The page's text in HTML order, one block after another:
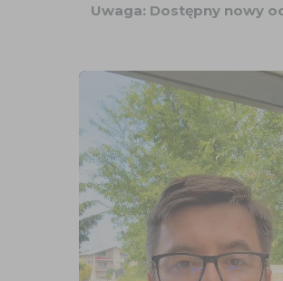
Uwaga: Dostępny nowy